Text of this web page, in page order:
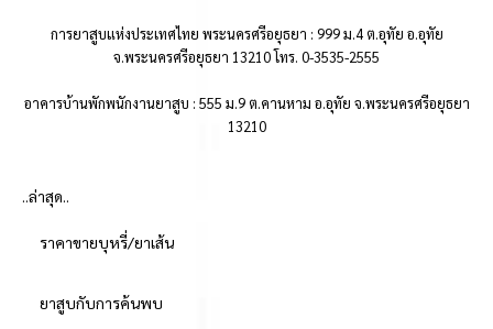
การยาสูบแห่งประเทศไทย พระนครศรีอยุธยา : 999 ม.4 ต.อุทัย อ.อุทัย
จ.พระนครศรีอยุธยา 13210 โทร. 0-3535-2555
อาคารบ้านพักพนักงานยาสูบ : 555 ม.9 ต.คานหาม อ.อุทัย จ.พระนครศรีอยุธยา
13210
..ล่าสุด..
ราคาขายบุหรี่/ยาเส้น
ยาสูบกับการค้นพบ